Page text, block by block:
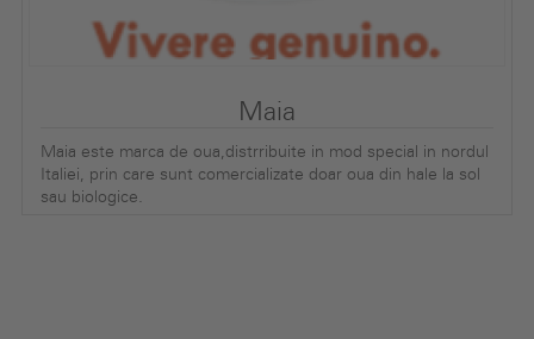
Maia
Maia este marca de oua,distrribuite in mod special in nordul
Italiei, prin care sunt comercializate doar oua din hale la sol
sau biologice.